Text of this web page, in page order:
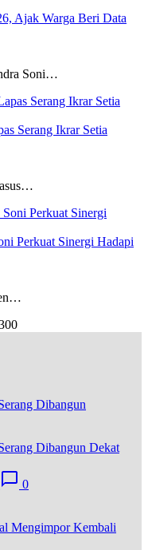
Ajak Warga Beri Data
Soni…
Serang Ikrar Setia
Perkuat Sinergi Hadapi
Dibangun Dekat
0
Mengimpor Kembali